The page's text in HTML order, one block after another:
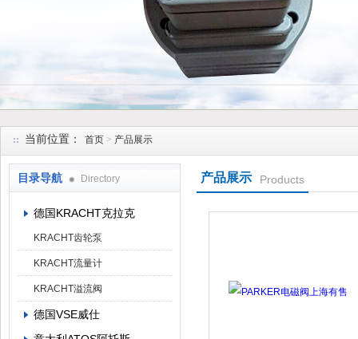
上海维特锐实业发展有限公司
当前位置： 首页 > 产品展示
目录导航 Directory
德国KRACHT克拉克
KRACHT齿轮泵
KRACHT流量计
KRACHT溢流阀
德国VSE威仕
产品展示 Products